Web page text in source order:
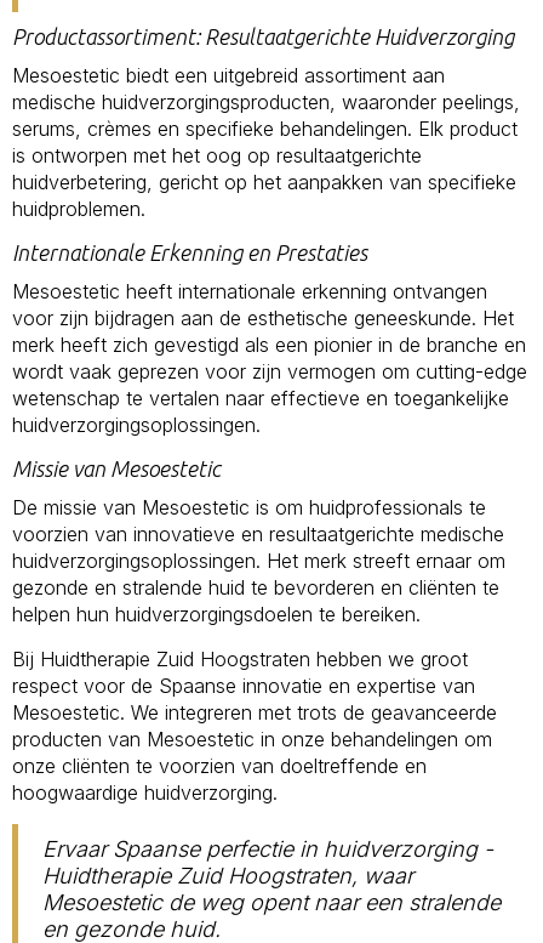
Productassortiment: Resultaatgerichte Huidverzorging
Mesoestetic biedt een uitgebreid assortiment aan
medische huidverzorgingsproducten, waaronder peelings,
serums, crèmes en specifieke behandelingen. Elk product
is ontworpen met het oog op resultaatgerichte
huidverbetering, gericht op het aanpakken van specifieke
huidproblemen.
Internationale Erkenning en Prestaties
Mesoestetic heeft internationale erkenning ontvangen
voor zijn bijdragen aan de esthetische geneeskunde. Het
merk heeft zich gevestigd als een pionier in de branche en
wordt vaak geprezen voor zijn vermogen om cutting-edge
wetenschap te vertalen naar effectieve en toegankelijke
huidverzorgingsoplossingen.
Missie van Mesoestetic
De missie van Mesoestetic is om huidprofessionals te
voorzien van innovatieve en resultaatgerichte medische
huidverzorgingsoplossingen. Het merk streeft ernaar om
gezonde en stralende huid te bevorderen en cliënten te
helpen hun huidverzorgingsdoelen te bereiken.
Bij Huidtherapie Zuid Hoogstraten hebben we groot
respect voor de Spaanse innovatie en expertise van
Mesoestetic. We integreren met trots de geavanceerde
producten van Mesoestetic in onze behandelingen om
onze cliënten te voorzien van doeltreffende en
hoogwaardige huidverzorging.
Ervaar Spaanse perfectie in huidverzorging -
Huidtherapie Zuid Hoogstraten, waar
Mesoestetic de weg opent naar een stralende
en gezonde huid.